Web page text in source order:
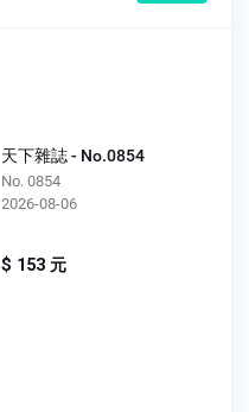
天下雜誌 - No.0854
No. 0854
2026-08-06
$ 153 元